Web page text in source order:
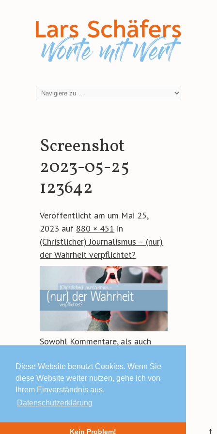
Diese Website benutzt Cookies. Wenn Sie
diese Website weiter nutzen, gehe ich von
Ihrem Einverständnis aus.
Datenschutzerklärung
Kein Problem!
Screenshot
2023-05-25
123642
Veröffentlicht am um Mai 25,
2023 auf 880 × 451 in
(Christlicher) Journalismus – (nur)
der Wahrheit verpflichtet?
Sowohl Kommentare, als auch
↑